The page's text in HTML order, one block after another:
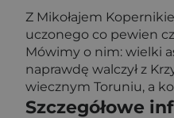
Z Mikołajem
uczonego co pewien
Mówimy o nim: wielki
naprawdę walczył z
wiecznym Toruniu, a
Szczegółowe